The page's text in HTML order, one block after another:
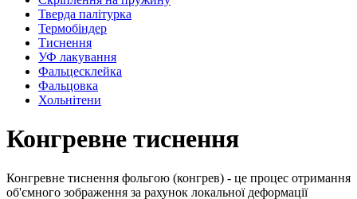
Тверда палітурка
Термобіндер
Тиснення
УФ лакування
Фальцесклейка
Фальцовка
Хольнітени
Конгревне тиснення
Конгревне тиснення фольгою (конгрев) - це процес отримання
об'ємного зображення за рахунок локальної деформації